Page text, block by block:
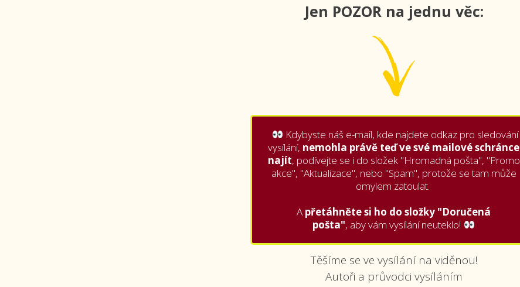
Jen POZOR na jednu věc:
Kdybyste náš e-mail, kde najdete odkaz pro sledování
vysílání, nemohla právě teď ve své mailové schránce
najít, podívejte se i do složek "Hromadná pošta", "Promo
akce", "Aktualizace", nebo "Spam", protože se tam může
omylem zatoulat.
A přetáhněte si ho do složky "Doručená
pošta", aby vám vysílání neuteklo!
Těšíme se ve vysílání na viděnou!
Autoři a průvodci vysíláním